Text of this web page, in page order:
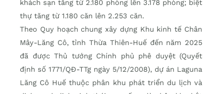
khách sạn tăng từ 2.180 phòng lên 3.178 phòng; biệt
thự tăng từ 1.180 căn lên 2.253 căn.
Theo Quy hoạch chung xây dựng Khu kinh tế Chân
Mây-Lăng Cô, tỉnh Thừa Thiên-Huế đến năm 2025
đã được Thủ tướng Chính phủ phê duyệt (Quyết
định số 1771/QĐ-TTg ngày 5/12/2008), dự án Laguna
Lăng Cô Huế thuộc phân khu phát triển du lịch và